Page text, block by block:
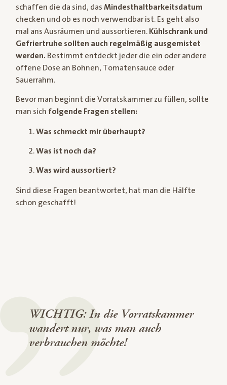
schaffen die da sind, das Mindesthaltbarkeitsdatum
checken und ob es noch verwendbar ist. Es geht also
mal ans Ausräumen und aussortieren. Kühlschrank und
Gefriertruhe sollten auch regelmäßig ausgemistet
werden. Bestimmt entdeckt jeder die ein oder andere
offene Dose an Bohnen, Tomatensauce oder
Sauerrahm.
Bevor man beginnt die Vorratskammer zu füllen, sollte
man sich folgende Fragen stellen:
Was schmeckt mir überhaupt?
Was ist noch da?
Was wird aussortiert?
Sind diese Fragen beantwortet, hat man die Hälfte
schon geschafft!
WICHTIG: In die Vorratskammer
wandert nur, was man auch
verbrauchen möchte!